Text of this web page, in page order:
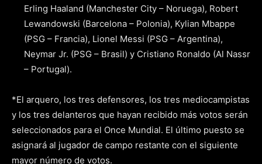
Erling Haaland (Manchester City – Noruega), Robert
Lewandowski (Barcelona – Polonia), Kylian Mbappe
(PSG – Francia), Lionel Messi (PSG – Argentina),
Neymar Jr. (PSG – Brasil) y Cristiano Ronaldo (Al Nassr
– Portugal).
*El arquero, los tres defensores, los tres mediocampistas
y los tres delanteros que hayan recibido más votos serán
seleccionados para el Once Mundial. El último puesto se
asignará al jugador de campo restante con el siguiente
mayor número de votos.